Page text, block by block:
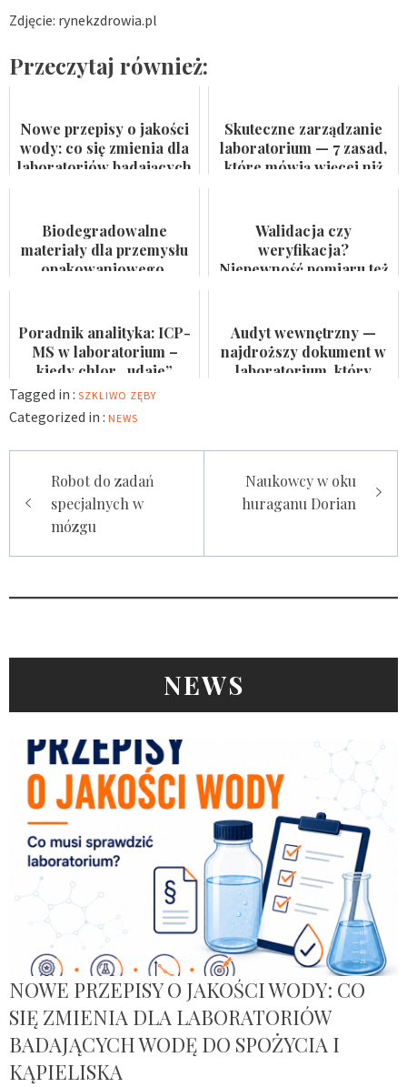
Zdjęcie: rynekzdrowia.pl
Przeczytaj również:
Nowe przepisy o jakości
wody: co się zmienia dla
laboratoriów badających
Skuteczne zarządzanie
laboratorium — 7 zasad,
które mówią więcej niż
Biodegradowalne
materiały dla przemysłu
opakowaniowego.
Walidacja czy
weryfikacja?
Niepewność pomiaru też
Poradnik analityka: ICP-
MS w laboratorium –
kiedy chlor „udaje”
arsen?
Audyt wewnętrzny —
najdroższy dokument w
laboratorium, który
Tagged in : SZKLIWO ZĘBY
Categorized in : NEWS
Nawigacja
wpisu
Robot do zadań
specjalnych w
mózgu
Naukowcy w oku
huraganu Dorian
NEWS
NOWE PRZEPISY O JAKOŚCI WODY: CO
SIĘ ZMIENIA DLA LABORATORIÓW
BADAJĄCYCH WODĘ DO SPOŻYCIA I
KĄPIELISKA